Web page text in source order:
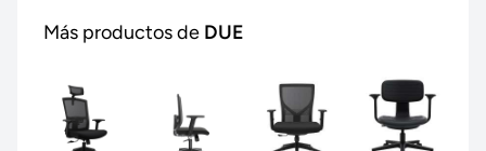
Más productos de DUE